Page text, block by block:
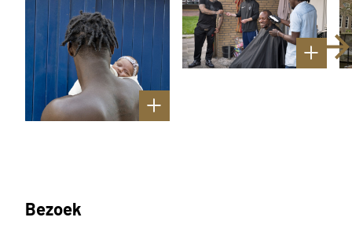
Bezoek